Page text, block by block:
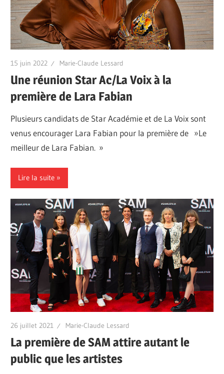
15 juin 2022 Marie-Claude Lessard
Une réunion Star Ac/La Voix à la
première de Lara Fabian
Plusieurs candidats de Star Académie et de La Voix sont
venus encourager Lara Fabian pour la première de »Le
meilleur de Lara Fabian. »
Lire la suite
26 juillet 2021 Marie-Claude Lessard
La première de SAM attire autant le
public que les artistes